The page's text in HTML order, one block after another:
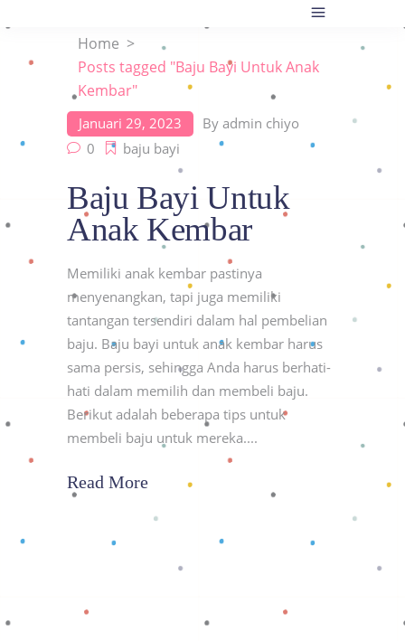
Home >
Posts tagged "Baju Bayi Untuk Anak
Kembar"
Januari 29, 2023 By admin chiyo
0
baju bayi
Baju Bayi Untuk
Anak Kembar
Memiliki anak kembar pastinya
menyenangkan, tapi juga memiliki
tantangan tersendiri dalam hal pembelian
baju. Baju bayi untuk anak kembar harus
sama persis, sehingga Anda harus berhati-
hati dalam memilih dan membeli baju.
Berikut adalah beberapa tips untuk
membeli baju untuk mereka.
Read More